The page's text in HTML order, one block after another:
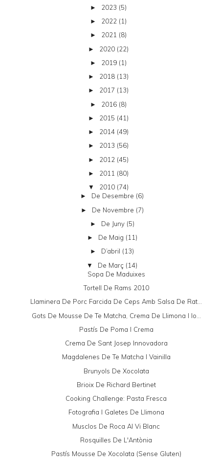
► 2023 (5)
► 2022 (1)
► 2021 (8)
► 2020 (22)
► 2019 (1)
► 2018 (13)
► 2017 (13)
► 2016 (8)
► 2015 (41)
► 2014 (49)
► 2013 (56)
► 2012 (45)
► 2011 (80)
▼ 2010 (74)
► De Desembre (6)
► De Novembre (7)
► De Juny (5)
► De Maig (11)
► D’abril (13)
▼ De Març (14)
Sopa De Maduixes
Tortell De Rams 2010
Llaminera De Porc Farcida De Ceps Amb Salsa De Rat...
Gots De Mousse De Te Matcha, Crema De Llimona I Io...
Pastís De Poma I Crema
Crema De Sant Josep Innovadora
Magdalenes De Te Matcha I Vainilla
Brunyols De Xocolata
Brioix De Richard Bertinet
Cooking Challenge: Pasta Fresca
Fotografia I Galetes De Llimona
Musclos De Roca Al Vi Blanc
Rosquilles De L'Antònia
Pastís Mousse De Xocolata (sense Gluten)